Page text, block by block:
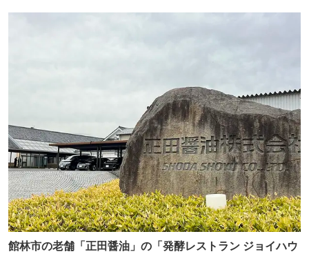
館林市の老舗「正田醤油」の「発酵レストラン ジョイハウ